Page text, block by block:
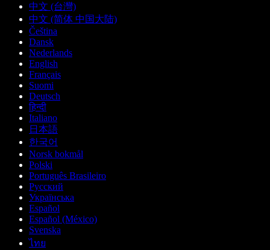
中文 (台灣)
中文 (简体 中国大陆)
Čeština
Dansk
Nederlands
English
Français
Suomi
Deutsch
हिन्दी
Italiano
日本語
한국어
Norsk bokmål
Polski
Português Brasileiro
Русский
Українська
Español
Español (México)
Svenska
ไทย